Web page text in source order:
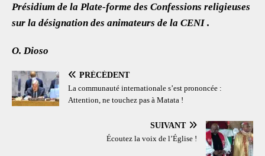
Présidium de la Plate-forme des Confessions religieuses
sur la désignation des animateurs de la CENI .
O. Dioso
PRÉCÉDENT
La communauté internationale s’est prononcée :
Attention, ne touchez pas à Matata !
SUIVANT
Écoutez la voix de l’Église !